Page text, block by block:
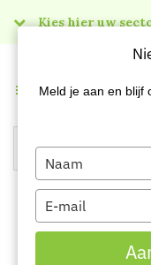
Kies hier uw
Menu
Meld je aan en blijf
Type
your
name
Type
your
email